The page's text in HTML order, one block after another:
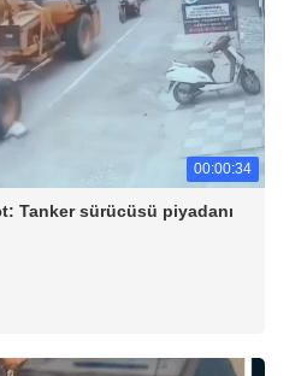
00:00:34
Tanker sürücüsü piyadanı